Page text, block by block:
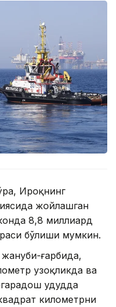
Ироқнинг
жойлашган
8,8 миллиард
бўлиши мумкин.
ғарбида,
узоқликда ва
ҳудудда
километрни